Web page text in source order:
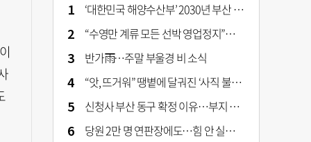
‘대한민국 해양수산부’ 2030년 부산 북항시대 연다
“수영만 계류 모든 선박 영업정지”… 재개발 속도전
반가雨…주말 부울경 비 소식
“앗, 뜨거워” 땡볕에 달궈진 ‘사직 불가마’ 관중석 무려 70도
신청사 부산 동구 확정 이유…부지 용이성·접근성·집적 가능성이 운명 갈랐다 [해수부 북항 시대]
당원 2만 명 연판장에도…힘 안 실리는 ‘장동혁 사퇴’ 공세